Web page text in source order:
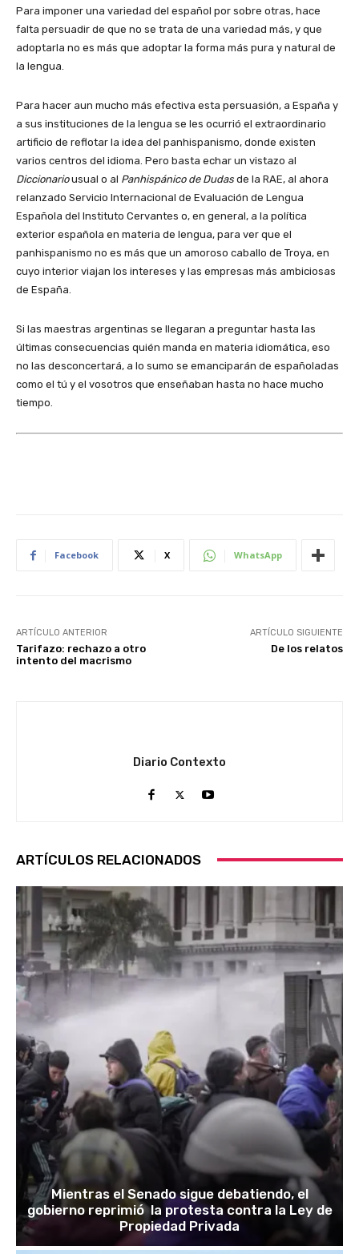
Para imponer una variedad del español por sobre otras, hace
falta persuadir de que no se trata de una variedad más, y que
adoptarla no es más que adoptar la forma más pura y natural de
la lengua.
Para hacer aun mucho más efectiva esta persuasión, a España y
a sus instituciones de la lengua se les ocurrió el extraordinario
artificio de reflotar la idea del panhispanismo, donde existen
varios centros del idioma. Pero basta echar un vistazo al
Diccionariousual o al Panhispánico de Dudas de la RAE, al ahora
relanzado Servicio Internacional de Evaluación de Lengua
Española del Instituto Cervantes o, en general, a la política
exterior española en materia de lengua, para ver que el
panhispanismo no es más que un amoroso caballo de Troya, en
cuyo interior viajan los intereses y las empresas más ambiciosas
de España.
Si las maestras argentinas se llegaran a preguntar hasta las
últimas consecuencias quién manda en materia idiomática, eso
no las desconcertará, a lo sumo se emanciparán de españoladas
como el tú y el vosotros que enseñaban hasta no hace mucho
tiempo.
Facebook X WhatsApp
ARTÍCULO ANTERIOR
Tarifazo: rechazo a otro
intento del macrismo
ARTÍCULO SIGUIENTE
De los relatos
Diario Contexto
ARTÍCULOS RELACIONADOS
Mientras el Senado sigue debatiendo, el
gobierno reprimió la protesta contra la Ley de
Propiedad Privada